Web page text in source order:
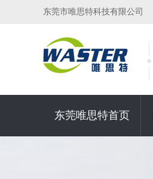
东莞市唯思特科技有限公司
东莞唯思特首页